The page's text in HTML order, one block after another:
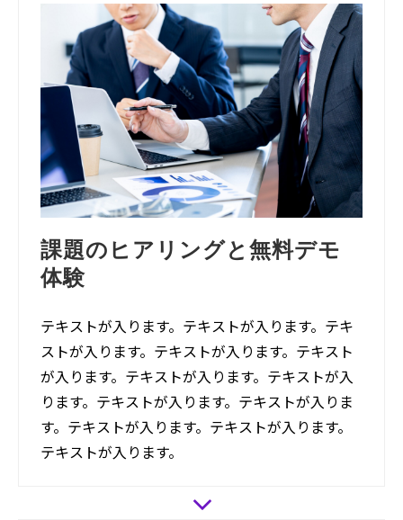
課題のヒアリングと無料デモ
体験
テキストが入ります。テキストが入ります。テキ
ストが入ります。テキストが入ります。テキスト
が入ります。テキストが入ります。テキストが入
ります。テキストが入ります。テキストが入りま
す。テキストが入ります。テキストが入ります。
テキストが入ります。